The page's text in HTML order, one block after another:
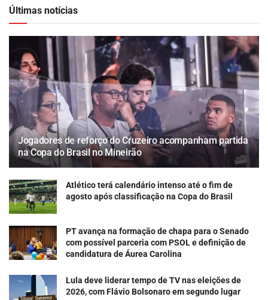
Últimas notícias
Jogadores de reforço do Cruzeiro acompanham partida
na Copa do Brasil no Mineirão
Atlético terá calendário intenso até o fim de
agosto após classificação na Copa do Brasil
PT avança na formação de chapa para o Senado
com possível parceria com PSOL e definição de
candidatura de Áurea Carolina
Lula deve liderar tempo de TV nas eleições de
2026, com Flávio Bolsonaro em segundo lugar